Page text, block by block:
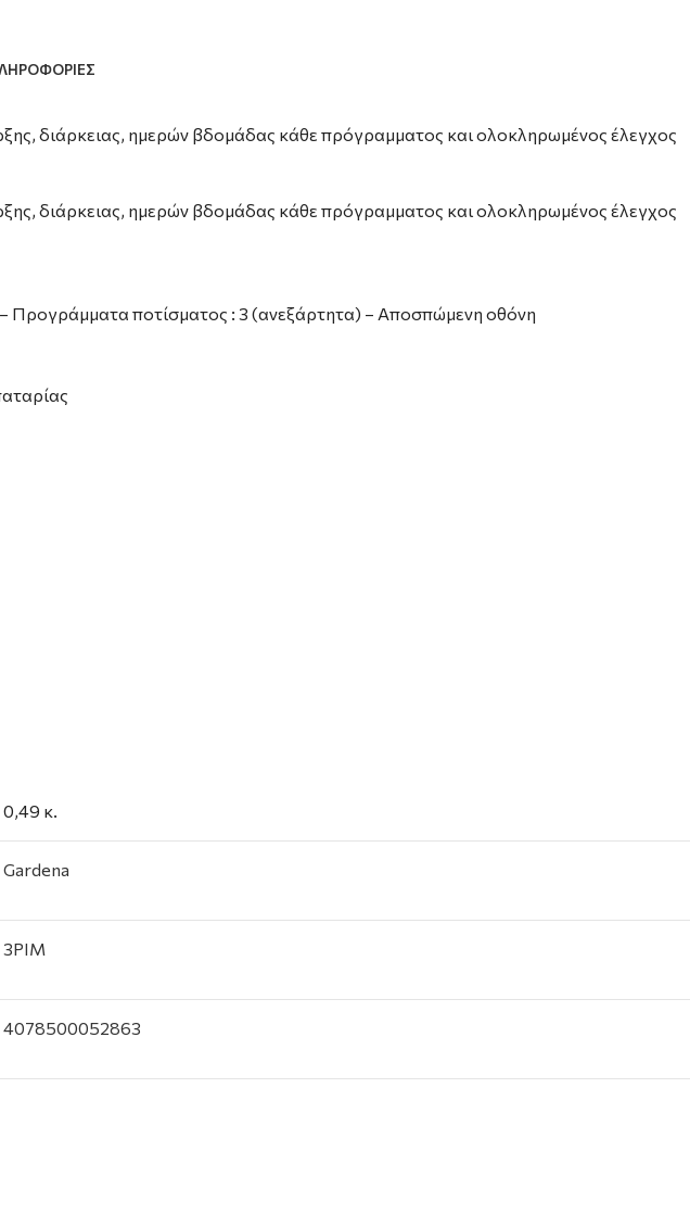
διάρκειας, ημερών βδομάδας κάθε πρόγραμματος και ολοκληρωμένος έλεγχος
διάρκειας, ημερών βδομάδας κάθε πρόγραμματος και ολοκληρωμένος έλεγχος
Προγράμματα ποτίσματος : 3 (ανεξάρτητα) – Aποσπώμενη οθόνη
0,49 κ.
Gardena
3PIM
4078500052863